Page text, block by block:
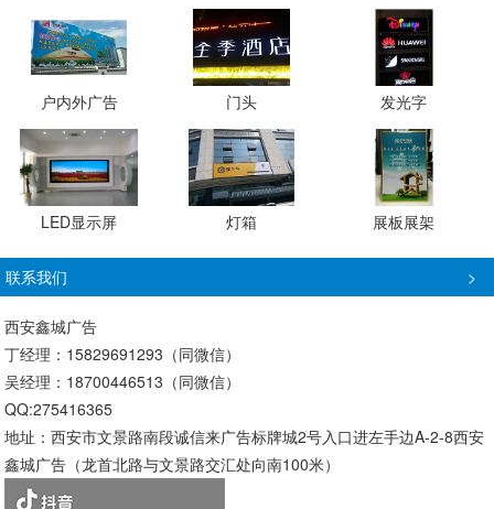
户内外广告 门头 发光字
LED显示屏 灯箱 展板展架
>
联系我们
西安鑫城广告
丁经理：15829691293（同微信）
吴经理：18700446513（同微信）
QQ:275416365
地址：西安市文景路南段诚信来广告标牌城2号入口进左手边A-2-8西安
鑫城广告（龙首北路与文景路交汇处向南100米）